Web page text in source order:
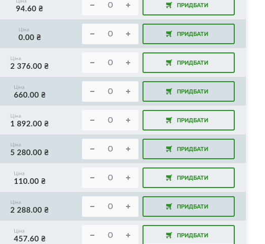
94.60 ₴ ПРИДБАТИ
Ціна
0.00 ₴ ПРИДБАТИ
Ціна
2 376.00 ₴ ПРИДБАТИ
Ціна
660.00 ₴ ПРИДБАТИ
Ціна
1 892.00 ₴ ПРИДБАТИ
Ціна
5 280.00 ₴ ПРИДБАТИ
Ціна
110.00 ₴ ПРИДБАТИ
Ціна
2 288.00 ₴ ПРИДБАТИ
Ціна
457.60 ₴ ПРИДБАТИ